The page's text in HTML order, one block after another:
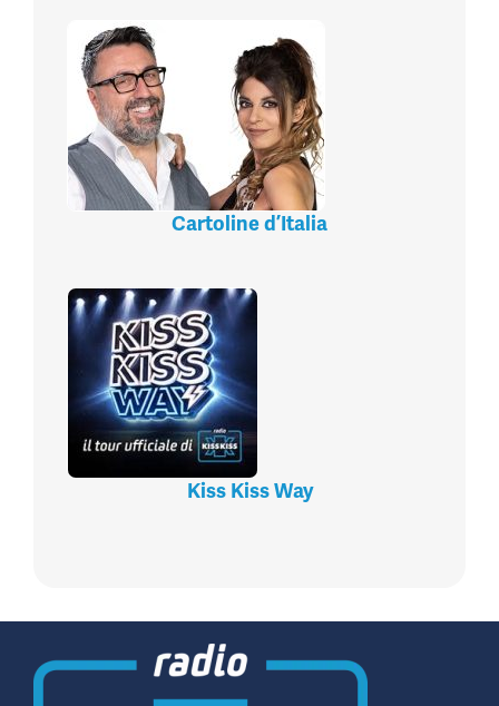
Cartoline d’Italia
Kiss Kiss Way